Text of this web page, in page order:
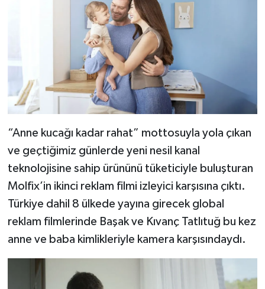
“Anne kucağı kadar rahat” mottosuyla yola çıkan
ve geçtiğimiz günlerde yeni nesil kanal
teknolojisine sahip ürününü tüketiciyle buluşturan
Molfix’in ikinci reklam filmi izleyici karşısına çıktı.
Türkiye dahil 8 ülkede yayına girecek global
reklam filmlerinde Başak ve Kıvanç Tatlıtuğ bu kez
anne ve baba kimlikleriyle kamera karşısındaydı.